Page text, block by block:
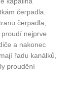
čerpadla.
čerpadla,
nejprve
a nakonec
řadu kanálků,
proudění